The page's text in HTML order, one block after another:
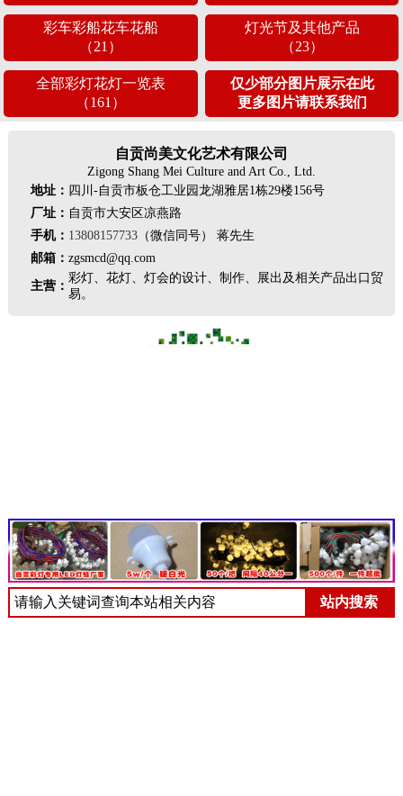
彩车彩船花车花船
（21）
灯光节及其他产品
（23）
全部彩灯花灯一览表
（161）
仅少部分图片展示在此
更多图片请联系我们
自贡尚美文化艺术有限公司
Zigong Shang Mei Culture and Art Co., Ltd.
地址： 四川-自贡市板仓工业园龙湖雅居1栋29楼156号
厂址： 自贡市大安区凉燕路
手机： 13808157733（微信同号） 蒋先生
邮箱： zgsmcd@qq.com
主营：
彩灯、花灯、灯会的设计、制作、展出及相关产品出口贸
易。